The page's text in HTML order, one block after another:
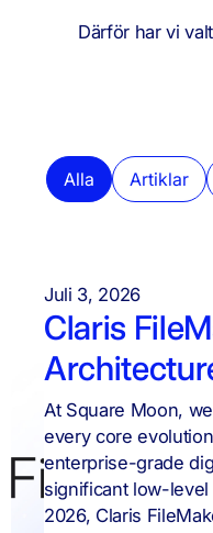
Därför har vi
Artiklar
Alla
Juli 3, 2026
Claris
At Square Moon,
every core
enterprise-grade
significant low-
2026, Claris